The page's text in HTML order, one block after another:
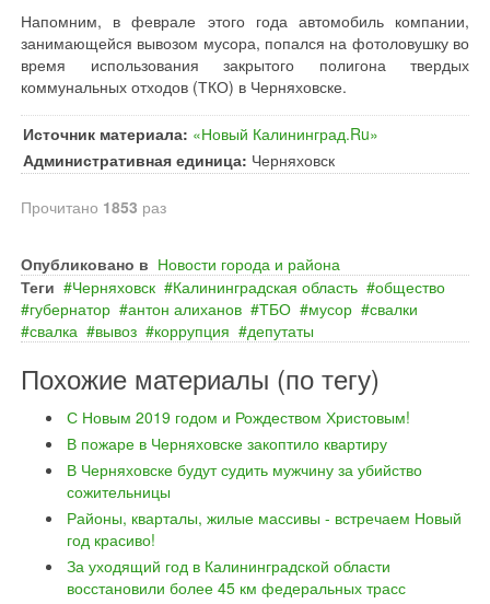
Напомним, в феврале этого года автомобиль компании,
занимающейся вывозом мусора, попался на фотоловушку во
время использования закрытого полигона твердых
коммунальных отходов (ТКО) в Черняховске.
Источник материала: «Новый Калининград.Ru»
Административная единица: Черняховск
Прочитано 1853 раз
Опубликовано в Новости города и района
Теги
Черняховск Калининградская область
общество
губернатор
антон алиханов ТБО мусор
свалки
свалка
вывоз коррупция депутаты
Похожие материалы (по тегу)
С Новым 2019 годом и Рождеством Христовым!
В пожаре в Черняховске закоптило квартиру
В Черняховске будут судить мужчину за убийство
сожительницы
Районы, кварталы, жилые массивы - встречаем Новый
год красиво!
За уходящий год в Калининградской области
восстановили более 45 км федеральных трасс